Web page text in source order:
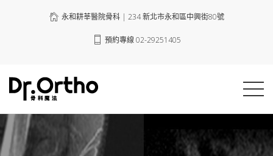
永和耕莘醫院骨科 | 234 新北市永和區中興街80號
預約專線 02-29251405